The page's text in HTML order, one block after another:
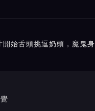
始舌頭挑逗奶頭，魔鬼身